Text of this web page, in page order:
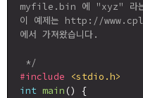
myfile.bin 에 "xyz" 라는
이 예제는 http://
에서 가져왔습니다.
*/
#include
<stdio.h>
int main () {